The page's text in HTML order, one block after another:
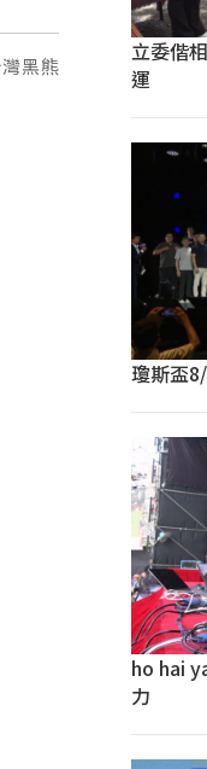
黑熊
立委偕
運
瓊斯盃
ho hai
力